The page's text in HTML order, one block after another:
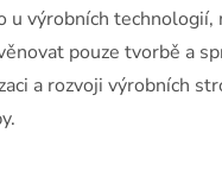
u výrobních
pouze tvorbě a
a rozvoji výrobních